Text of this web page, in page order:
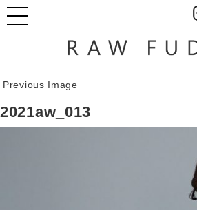
Previous Image
2021aw_013